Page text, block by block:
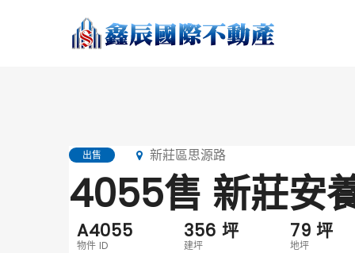
出售 新莊區思源路
4055售 新莊安
A4055
物件 ID
356 坪
建坪
79 坪
地坪